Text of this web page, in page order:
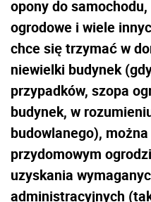
opony do
ogrodowe i wiele
chce się trzymać w
niewielki budynek
przypadków, szopa
budynek, w
budowlanego),
przydomowym
uzyskania
administracyjnych